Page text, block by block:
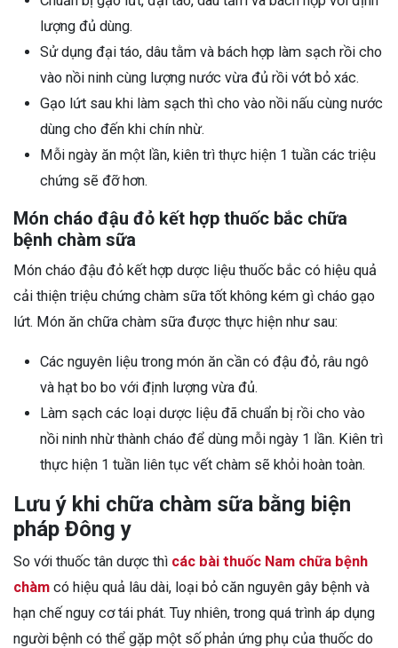
lượng đủ dùng.
Sử dụng đại táo, dâu tằm và bách hợp làm sạch rồi cho
vào nồi ninh cùng lượng nước vừa đủ rồi vớt bỏ xác.
Gạo lứt sau khi làm sạch thì cho vào nồi nấu cùng nước
dùng cho đến khi chín nhừ.
Mỗi ngày ăn một lần, kiên trì thực hiện 1 tuần các triệu
chứng sẽ đỡ hơn.
Món cháo đậu đỏ kết hợp thuốc bắc chữa
bệnh chàm sữa
Món cháo đậu đỏ kết hợp dược liệu thuốc bắc có hiệu quả
cải thiện triệu chứng chàm sữa tốt không kém gì cháo gạo
lứt. Món ăn chữa chàm sữa được thực hiện như sau:
Các nguyên liệu trong món ăn cần có đậu đỏ, râu ngô
và hạt bo bo với định lượng vừa đủ.
Làm sạch các loại dược liệu đã chuẩn bị rồi cho vào
nồi ninh nhừ thành cháo để dùng mỗi ngày 1 lần. Kiên trì
thực hiện 1 tuần liên tục vết chàm sẽ khỏi hoàn toàn.
Lưu ý khi chữa chàm sữa bằng biện
pháp Đông y
So với thuốc tân dược thì các bài thuốc Nam chữa bệnh
chàm có hiệu quả lâu dài, loại bỏ căn nguyên gây bệnh và
hạn chế nguy cơ tái phát. Tuy nhiên, trong quá trình áp dụng
người bệnh có thể gặp một số phản ứng phụ của thuốc do